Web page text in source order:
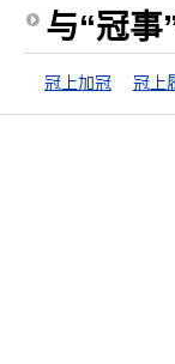
与“冠事
冠上加冠 冠上